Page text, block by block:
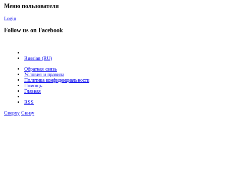
Меню пользователя
Login
Follow us on Facebook
Russian (RU)
Обратная связь
Условия и правила
Политика конфиденциальности
Помощь
Главная
RSS
Сверху Снизу